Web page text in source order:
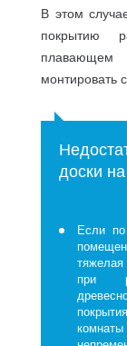
В этом
покрытию
монтировать
доски
Если
при
комнаты